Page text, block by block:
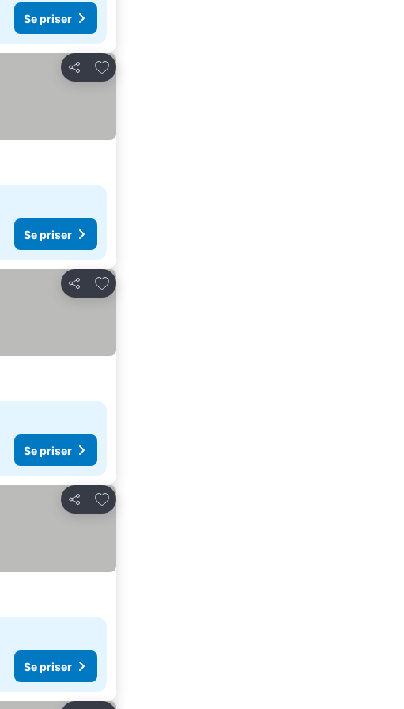
Se priser
Del
Legg til i favoritter
Se priser
Del
Legg til i favoritter
Se priser
Del
Legg til i favoritter
Se priser